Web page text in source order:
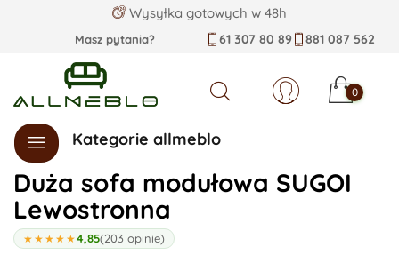
Wysyłka gotowych w 48h
Masz pytania? 61 307 80 89 881 087 562
Szukaj 0
Kategorie allmeblo
Duża sofa modułowa SUGOI
Lewostronna
★★★★★4,85(203 opinie)